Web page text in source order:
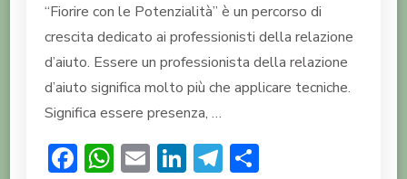
“Fiorire con le Potenzialità” è un percorso di
crescita dedicato ai professionisti della relazione
d’aiuto. Essere un professionista della relazione
d’aiuto significa molto più che applicare tecniche.
Significa essere presenza, …
Facebook
WhatsApp
EmailLinkedIn
Telegram